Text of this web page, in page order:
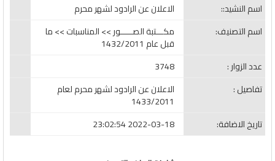
اسم النشيد::
الاعلان عن الرادود لشهر محرم
اسم التصنيف:
مكـــتبة الصـــــور >> المناسبات >> ما
قبل عام 1432/2011
عدد الزوار :
3748
تفاصيل :
الاعلان عن الرادود لشهر محرم لعام
1433/2011
تاريخ الاضافة:
2022-03-18 23:02:54